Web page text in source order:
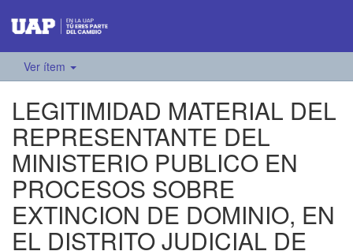
Ver ítem
LEGITIMIDAD MATERIAL DEL
REPRESENTANTE DEL
MINISTERIO PUBLICO EN
PROCESOS SOBRE
EXTINCION DE DOMINIO, EN
EL DISTRITO JUDICIAL DE